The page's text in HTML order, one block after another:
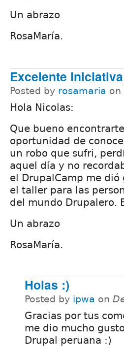
Un abrazo
RosaMaría.
Excelente
Posted by rosamaria on
Hola Nicolas:
Que bueno
oportunidad de
un robo que sufri,
aquel día y no
el DrupalCamp me
el taller para las
del mundo Drupalero.
Un abrazo
RosaMaría.
Holas :)
Posted by ipwa on
Gracias por tus
me dio mucho
Drupal peruana :)